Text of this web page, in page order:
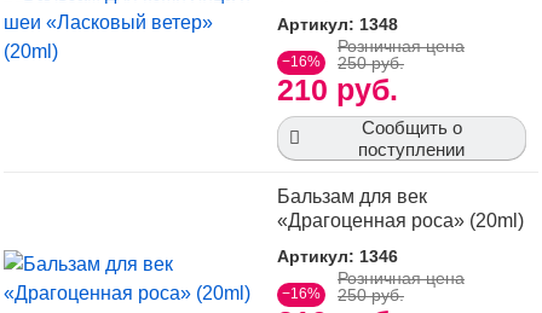
Артикул: 1348
−16%
210 руб.
Розничная цена
250 руб.
Сообщить о
поступлении
Бальзам для век
«Драгоценная роса» (20ml)
Артикул: 1346
−16%
Розничная цена
250 руб.